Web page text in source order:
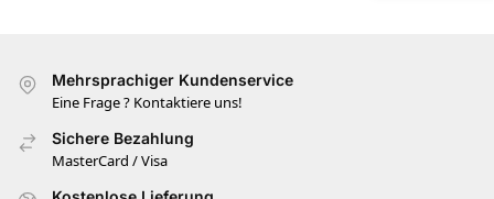
Mehrsprachiger Kundenservice
Eine Frage ? Kontaktiere uns!
Sichere Bezahlung
MasterCard / Visa